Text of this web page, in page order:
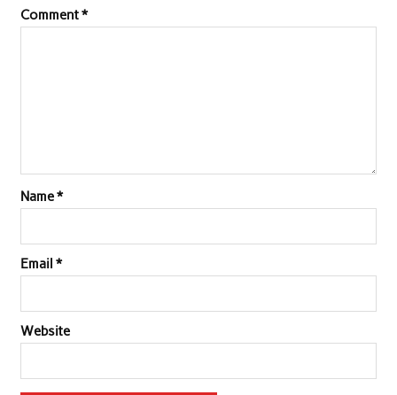
Comment*
Name*
Email *
Website